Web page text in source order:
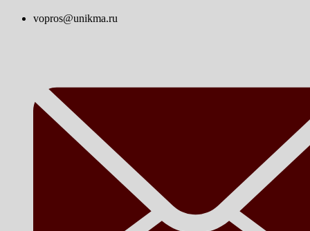
vopros@unikma.ru